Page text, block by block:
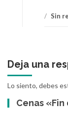
/ Sin
Deja una
Lo siento, debes
Cenas